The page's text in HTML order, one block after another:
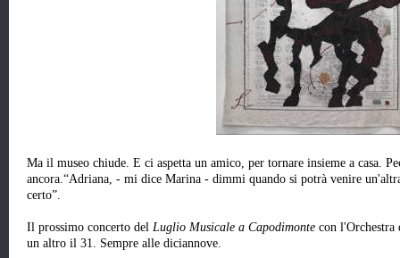
Ma il museo chiude. E ci aspetta un amico, per tornare insieme a casa.
ancora.“Adriana, - mi dice Marina - dimmi quando si potrà venire
certo”.
Il prossimo concerto del Luglio Musicale a Capodimonte con l'Orchestra
un altro il 31. Sempre alle diciannove.